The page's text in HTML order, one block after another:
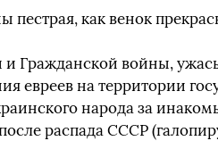
пестрая, как венок
Гражданской войны,
евреев на территории
народа за
распада СССР